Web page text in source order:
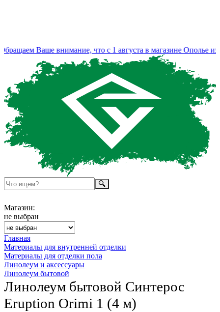
Ваше внимание, что с 1 августа в магазине Ополье
Магазин:
не выбран
Главная
Материалы для внутренней отделки
Материалы для отделки пола
Линолеум и аксессуары
Линолеум бытовой
Линолеум бытовой Синтерос
Eruption Orimi 1 (4 м)